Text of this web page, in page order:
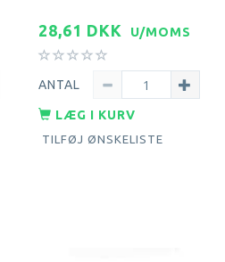
28,61 DKK U/MOMS
ANTAL
LÆG I KURV
TILFØJ ØNSKELISTE